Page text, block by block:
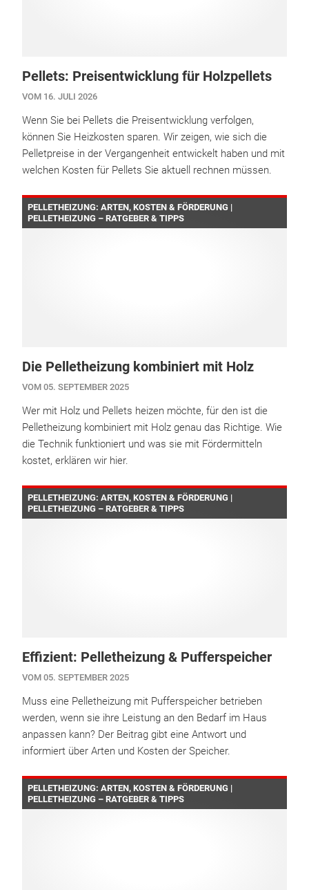
Pellets: Preisentwicklung für Holzpellets
VOM 16. JULI 2026
Wenn Sie bei Pellets die Preisentwicklung verfolgen,
können Sie Heizkosten sparen. Wir zeigen, wie sich die
Pelletpreise in der Vergangenheit entwickelt haben und mit
welchen Kosten für Pellets Sie aktuell rechnen müssen.
PELLETHEIZUNG: ARTEN, KOSTEN & FÖRDERUNG |
PELLETHEIZUNG – RATGEBER & TIPPS
Die Pelletheizung kombiniert mit Holz
VOM 05. SEPTEMBER 2025
Wer mit Holz und Pellets heizen möchte, für den ist die
Pelletheizung kombiniert mit Holz genau das Richtige. Wie
die Technik funktioniert und was sie mit Fördermitteln
kostet, erklären wir hier.
PELLETHEIZUNG: ARTEN, KOSTEN & FÖRDERUNG |
PELLETHEIZUNG – RATGEBER & TIPPS
Effizient: Pelletheizung & Pufferspeicher
VOM 05. SEPTEMBER 2025
Muss eine Pelletheizung mit Pufferspeicher betrieben
werden, wenn sie ihre Leistung an den Bedarf im Haus
anpassen kann? Der Beitrag gibt eine Antwort und
informiert über Arten und Kosten der Speicher.
PELLETHEIZUNG: ARTEN, KOSTEN & FÖRDERUNG |
PELLETHEIZUNG – RATGEBER & TIPPS